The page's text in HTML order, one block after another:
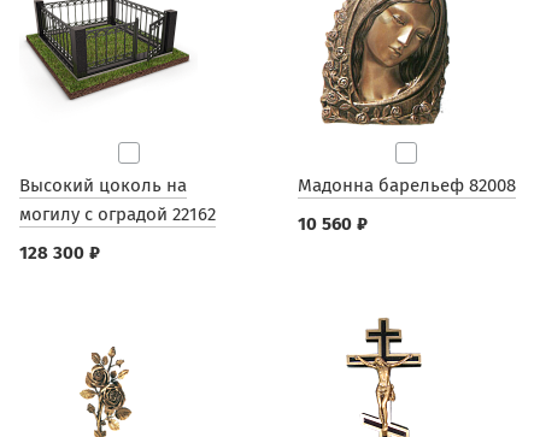
Высокий цоколь на
могилу с оградой 22162
128 300 ₽
Мадонна барельеф 82008
10 560 ₽